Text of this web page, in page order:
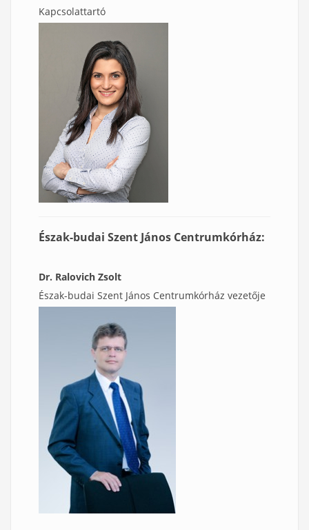
Kapcsolattartó
Észak-budai Szent János Centrumkórház:
Dr. Ralovich Zsolt
Észak-budai Szent János Centrumkórház vezetője